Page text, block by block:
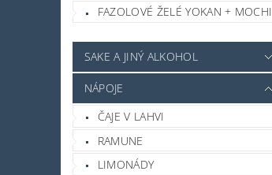
FAZOLOVÉ ŽELÉ YOKAN + MOCHI
SAKE A JINÝ ALKOHOL
NÁPOJE
ČAJE V LAHVI
RAMUNE
LIMONÁDY